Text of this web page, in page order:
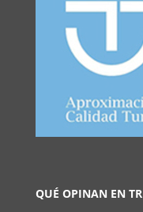
QUÉ OPINAN EN